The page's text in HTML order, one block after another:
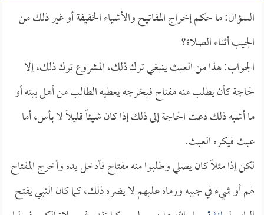
السؤال: ما حكم إخراج المفاتيح والأشياء الخفيفة أو غير ذلك من
الجيب أثناء الصلاة؟
الجواب: هذا من العبث ينبغي ترك ذلك، المشروع ترك ذلك، إلا
لحاجة كأن يطلب منه مفتاح فيخرجه يعطيه الطالب من أهل بيته أو
ما أشبه ذلك دعت الحاجة إلى ذلك إذا كان شيئاً قليلاً لا بأس، أما
عبث فيكره العبث.
لكن إذا مثلاً كان يصلي وطلبوا منه مفتاح فأدخل يده وأخرج المفتاح
لهم أو شيء في جيبه ورماه عليهم لا يضره ذلك، كما كان النبي يفتح